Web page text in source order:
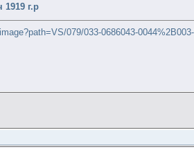
г.р
079/033-0686043-